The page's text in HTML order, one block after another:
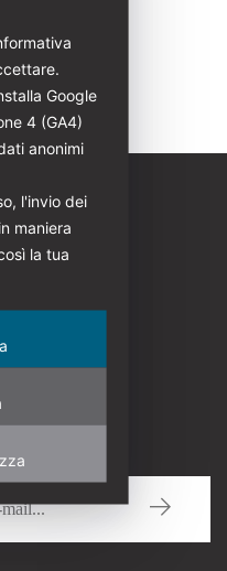
Google
4 (GA4)
anonimi
l'invio dei
maniera
la tua